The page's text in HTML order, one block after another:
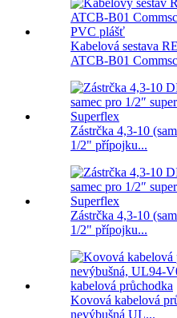
Kabelová sestava
ATCB-B01
Zástrčka 4,3-10
1/2" přípojku...
Zástrčka 4,3-10
1/2" přípojku...
Kovová kabelová
nevýbušná UL...